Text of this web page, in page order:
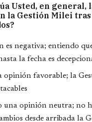
Usted, en general,
la Gestión Milei
es negativa; entiendo
la fecha es
opinión favorable; la
una opinión neutra; no
desde arribada la